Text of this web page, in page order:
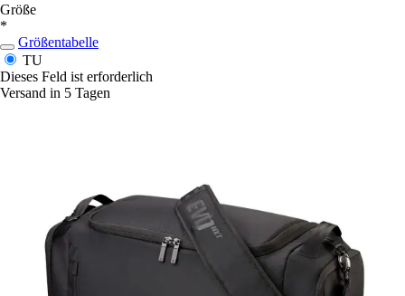
Größe
*
Größentabelle
TU
Dieses Feld ist erforderlich
Versand in 5 Tagen